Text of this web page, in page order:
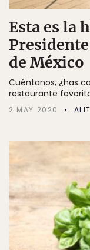
Esta es la
de México
Cuéntanos, ¿has
restaurante
2 MAY 2020